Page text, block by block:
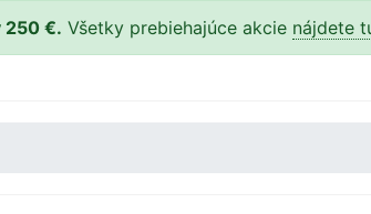
250 €. Všetky prebiehajúce akcie nájdete